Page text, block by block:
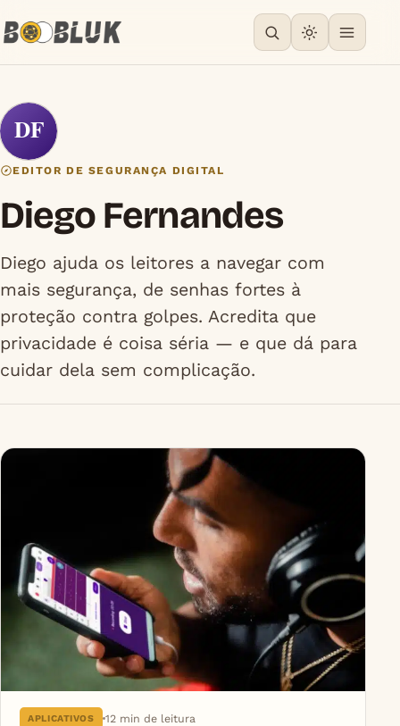
DF
EDITOR DE SEGURANÇA DIGITAL
Diego Fernandes
Diego ajuda os leitores a navegar com
mais segurança, de senhas fortes à
proteção contra golpes. Acredita que
privacidade é coisa séria — e que dá para
cuidar dela sem complicação.
APLICATIVOS 12 min de leitura